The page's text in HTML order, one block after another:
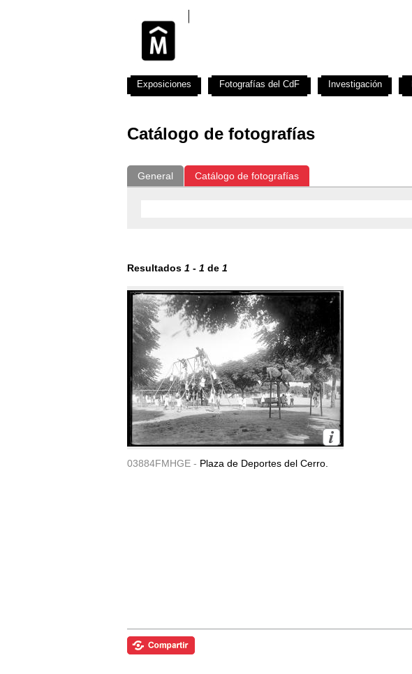
Catálogo de fotografías
General Catálogo de fotografías
Resultados 1 - 1 de 1
03884FMHGE - Plaza de Deportes del Cerro.
Exposiciones Fotografías del CdF Investigación